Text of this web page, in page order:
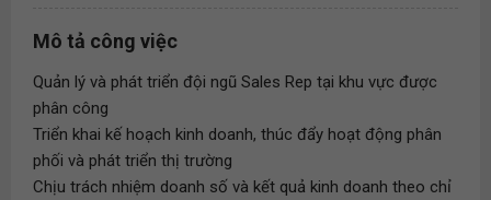
Mô tả công việc
Quản lý và phát triển đội ngũ Sales Rep tại khu vực được
phân công
Triển khai kế hoạch kinh doanh, thúc đẩy hoạt động phân
phối và phát triển thị trường
Chịu trách nhiệm doanh số và kết quả kinh doanh theo chỉ